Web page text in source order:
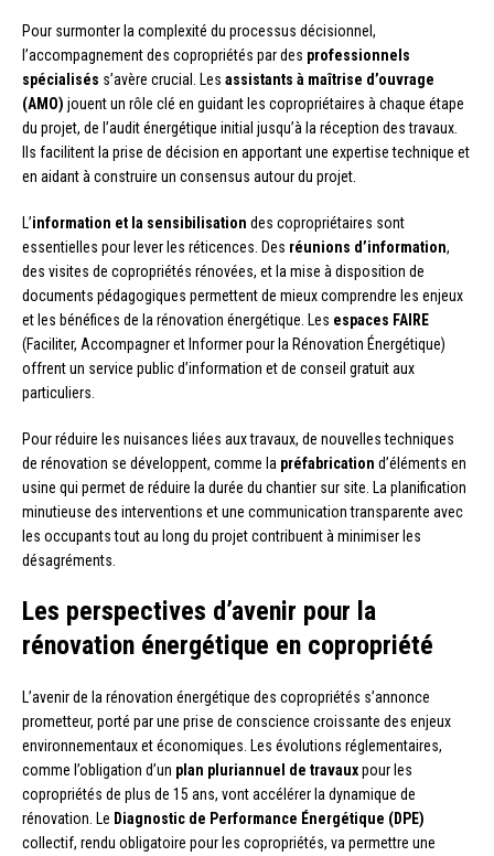
Pour surmonter la complexité du processus décisionnel,
l’accompagnement des copropriétés par des professionnels
spécialisés s’avère crucial. Les assistants à maîtrise d’ouvrage
(AMO) jouent un rôle clé en guidant les copropriétaires à chaque étape
du projet, de l’audit énergétique initial jusqu’à la réception des travaux.
Ils facilitent la prise de décision en apportant une expertise technique et
en aidant à construire un consensus autour du projet.
L’information et la sensibilisation des copropriétaires sont
essentielles pour lever les réticences. Des réunions d’information,
des visites de copropriétés rénovées, et la mise à disposition de
documents pédagogiques permettent de mieux comprendre les enjeux
et les bénéfices de la rénovation énergétique. Les espaces FAIRE
(Faciliter, Accompagner et Informer pour la Rénovation Énergétique)
offrent un service public d’information et de conseil gratuit aux
particuliers.
Pour réduire les nuisances liées aux travaux, de nouvelles techniques
de rénovation se développent, comme la préfabrication d’éléments en
usine qui permet de réduire la durée du chantier sur site. La planification
minutieuse des interventions et une communication transparente avec
les occupants tout au long du projet contribuent à minimiser les
désagréments.
Les perspectives d’avenir pour la
rénovation énergétique en copropriété
L’avenir de la rénovation énergétique des copropriétés s’annonce
prometteur, porté par une prise de conscience croissante des enjeux
environnementaux et économiques. Les évolutions réglementaires,
comme l’obligation d’un plan pluriannuel de travauxpour les
copropriétés de plus de 15 ans, vont accélérer la dynamique de
rénovation. Le Diagnostic de Performance Énergétique (DPE)
collectif, rendu obligatoire pour les copropriétés, va permettre une